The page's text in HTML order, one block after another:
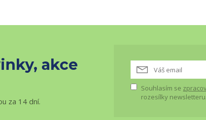
akce
za 14 dní.
Souhlasím se
rozesílky newsletteru.